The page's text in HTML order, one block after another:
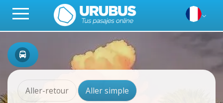
Aller-retour Aller simple